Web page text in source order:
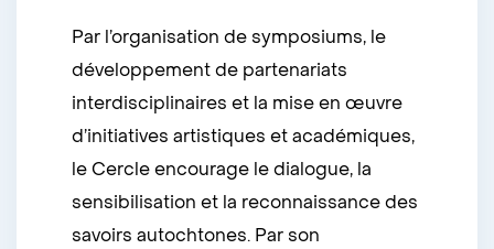
Par l’organisation de symposiums, le
développement de partenariats
interdisciplinaires et la mise en œuvre
d’initiatives artistiques et académiques,
le Cercle encourage le dialogue, la
sensibilisation et la reconnaissance des
savoirs autochtones. Par son